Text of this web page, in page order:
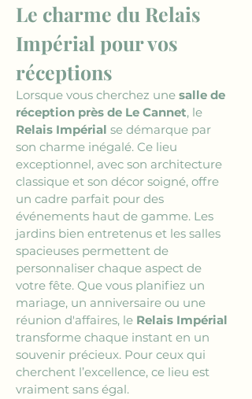
Le charme du Relais
Impérial pour vos
réceptions
Lorsque vous cherchez une salle de
réception près de Le Cannet, le
Relais Impérial se démarque par
son charme inégalé. Ce lieu
exceptionnel, avec son architecture
classique et son décor soigné, offre
un cadre parfait pour des
événements haut de gamme. Les
jardins bien entretenus et les salles
spacieuses permettent de
personnaliser chaque aspect de
votre fête. Que vous planifiez un
mariage, un anniversaire ou une
réunion d'affaires, le Relais Impérial
transforme chaque instant en un
souvenir précieux. Pour ceux qui
cherchent l’excellence, ce lieu est
vraiment sans égal.